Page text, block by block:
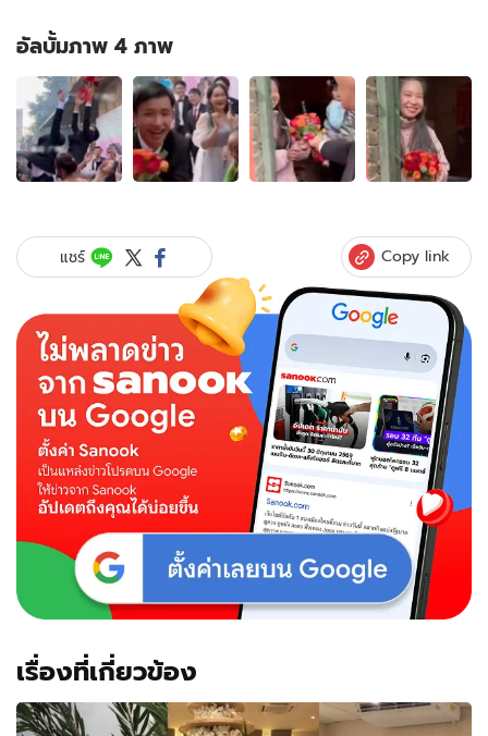
อัลบั้มภาพ 4 ภาพ
อัลบั้ม
ภาพ
4
ภาพ
ของ
ดอกไม้
งาน
ได้
ปุ๊บ
ออก
จาก
งาน
มอง
ตาม
เอา
ให้
สาว
ประตู
แชร์ Copy link
เรื่องที่เกี่ยวข้อง